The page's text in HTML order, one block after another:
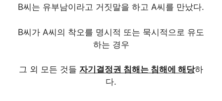
B씨는 유부남이라고 거짓말을 하고 A씨를 만났다.
B씨가 A씨의 착오를 명시적 또는 묵시적으로 유도
하는 경우
그 외 모든 것들 자기결정권 침해는 침해에 해당하
다.